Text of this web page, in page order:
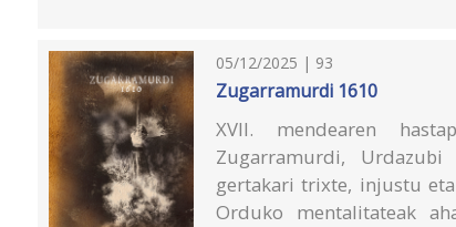
05/12/2025 | 93
Zugarramurdi 1610
XVII. mendearen
Zugarramurdi,
gertakari trixte, injustu
Orduko mentalitateak